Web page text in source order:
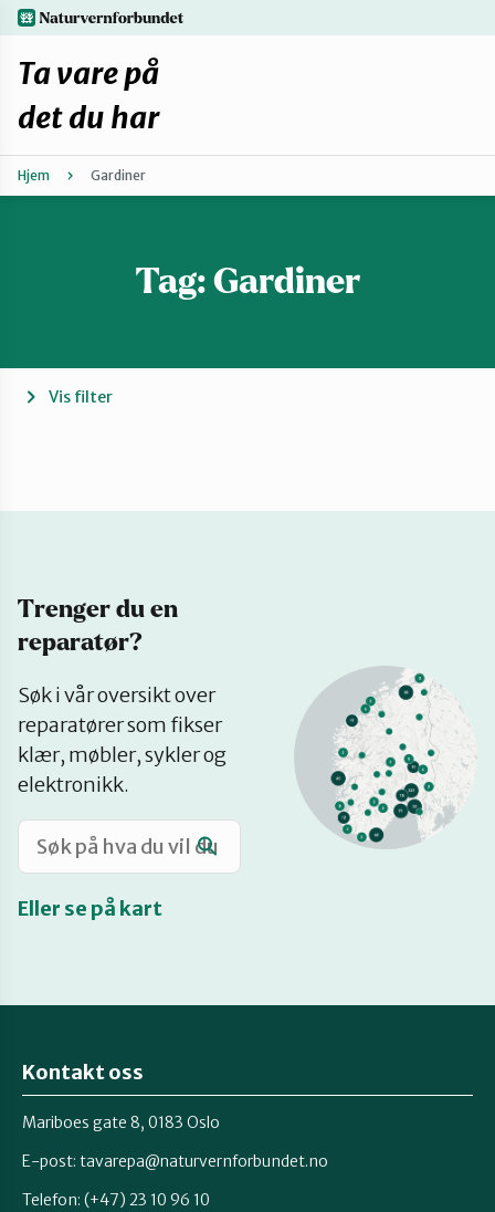
Hopp
til
hovedinnhold
Fiksetips
Forbehold
Mitt navn
Møt reparatørene
Om oss
Retten til reparasjon
naturvernforbundet.no
Ta vare på
det du har
Hjem Gardiner
Tag: Gardiner
Vis filter
Trenger du en
reparatør?
Søk i vår oversikt over
reparatører som fikser
klær, møbler, sykler og
elektronikk.
Eller se på kart
på
kart
Kontakt oss
Mariboes gate 8, 0183 Oslo
E-post: tavarepa@naturvernforbundet.no
Telefon: (+47) 23 10 96 10